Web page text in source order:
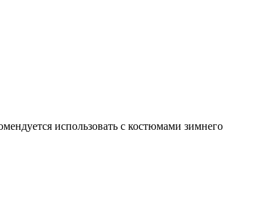
использовать с костюмами зимнего